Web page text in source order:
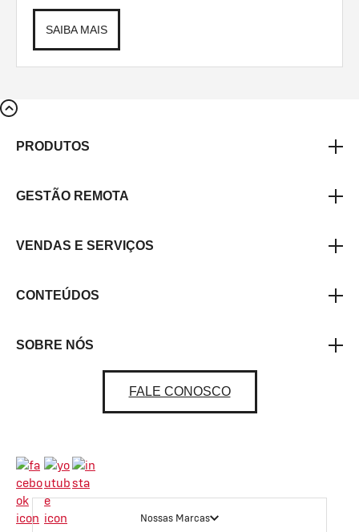
SAIBA MAIS
PRODUTOS
GESTÃO REMOTA
VENDAS E SERVIÇOS
CONTEÚDOS
SOBRE NÓS
FALE CONOSCO
Nossas Marcas